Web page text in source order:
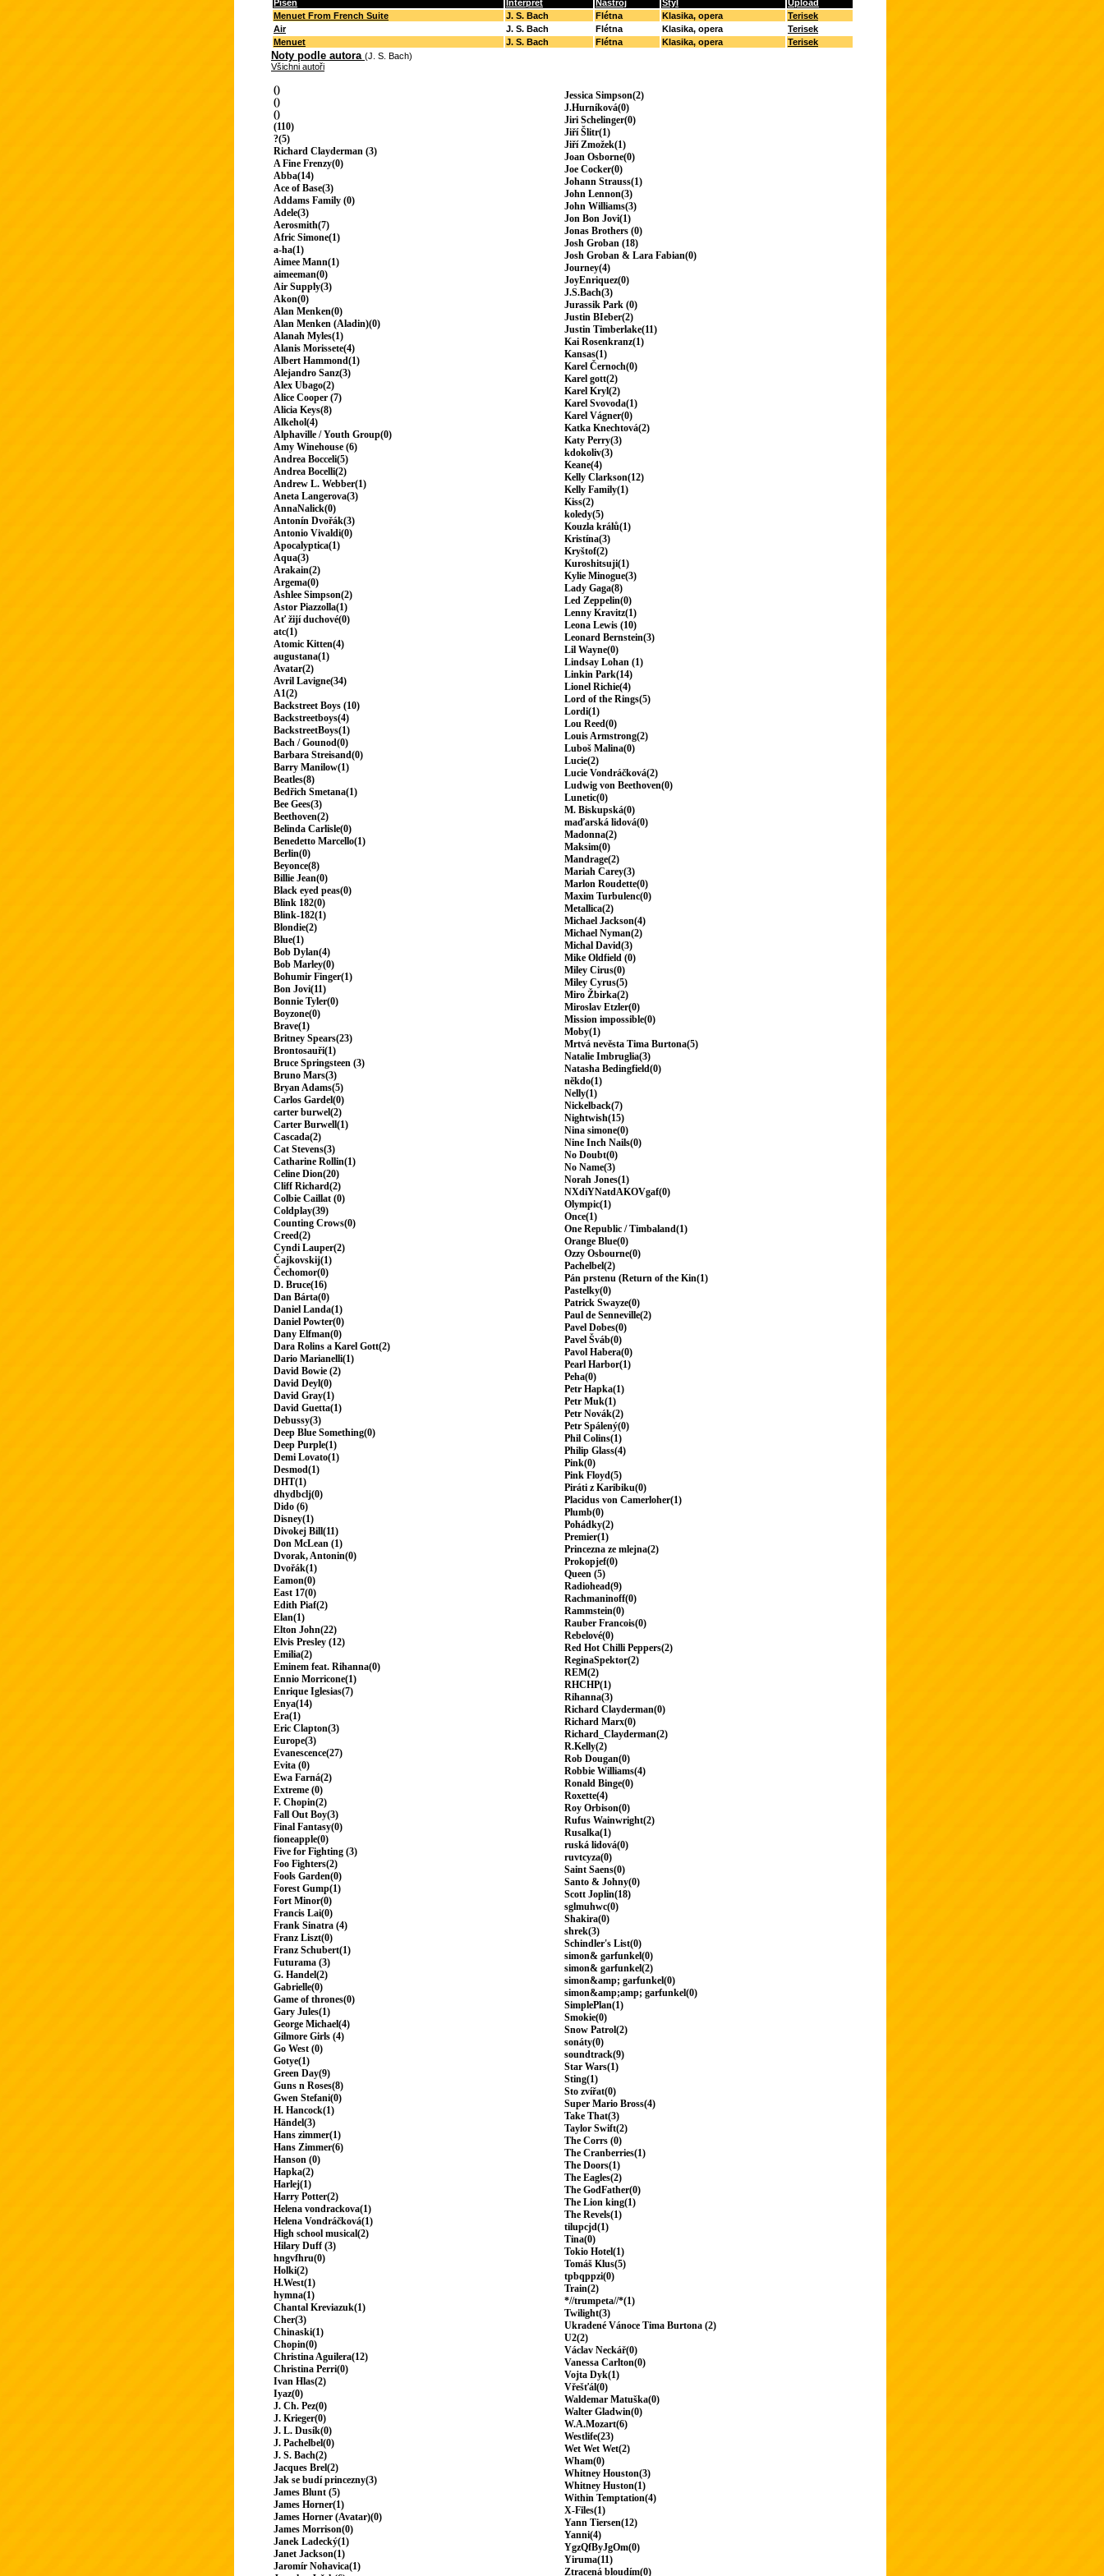
Píseň Interpret Nástroj Styl
Upload
Menuet From French Suite
J. S. Bach Flétna Klasika, opera
Terisek
Air
J. S. Bach Flétna Klasika, opera
Terisek
Menuet
J. S. Bach Flétna Klasika, opera Terisek
Noty podle autora (J. S. Bach)
Všichni autoři
()
()
()
(110)
?(5)
Richard Clayderman (3)
A Fine Frenzy(0)
Abba(14)
Ace of Base(3)
Addams Family (0)
Adele(3)
Aerosmith(7)
Afric Simone(1)
a-ha(1)
Aimee Mann(1)
aimeeman(0)
Air Supply(3)
Akon(0)
Alan Menken(0)
Alan Menken (Aladin)(0)
Alanah Myles(1)
Alanis Morissete(4)
Albert Hammond(1)
Alejandro Sanz(3)
Alex Ubago(2)
Alice Cooper (7)
Alicia Keys(8)
Alkehol(4)
Alphaville / Youth Group(0)
Amy Winehouse (6)
Andrea Bocceli(5)
Andrea Bocelli(2)
Andrew L. Webber(1)
Aneta Langerova(3)
AnnaNalick(0)
Antonín Dvořák(3)
Antonio Vivaldi(0)
Apocalyptica(1)
Aqua(3)
Arakain(2)
Argema(0)
Ashlee Simpson(2)
Astor Piazzolla(1)
Ať žijí duchové(0)
atc(1)
Atomic Kitten(4)
augustana(1)
Avatar(2)
Avril Lavigne(34)
A1(2)
Backstreet Boys (10)
Backstreetboys(4)
BackstreetBoys(1)
Bach / Gounod(0)
Barbara Streisand(0)
Barry Manilow(1)
Beatles(8)
Bedřich Smetana(1)
Bee Gees(3)
Beethoven(2)
Belinda Carlisle(0)
Benedetto Marcello(1)
Berlin(0)
Beyonce(8)
Billie Jean(0)
Black eyed peas(0)
Blink 182(0)
Blink-182(1)
Blondie(2)
Blue(1)
Bob Dylan(4)
Bob Marley(0)
Bohumir Finger(1)
Bon Jovi(11)
Bonnie Tyler(0)
Boyzone(0)
Brave(1)
Britney Spears(23)
Brontosauři(1)
Bruce Springsteen (3)
Bruno Mars(3)
Bryan Adams(5)
Carlos Gardel(0)
carter burwel(2)
Carter Burwell(1)
Cascada(2)
Cat Stevens(3)
Catharine Rollin(1)
Celine Dion(20)
Cliff Richard(2)
Colbie Caillat (0)
Coldplay(39)
Counting Crows(0)
Creed(2)
Cyndi Lauper(2)
Čajkovskij(1)
Čechomor(0)
D. Bruce(16)
Dan Bárta(0)
Daniel Landa(1)
Daniel Powter(0)
Dany Elfman(0)
Dara Rolins a Karel Gott(2)
Dario Marianelli(1)
David Bowie (2)
David Deyl(0)
David Gray(1)
David Guetta(1)
Debussy(3)
Deep Blue Something(0)
Deep Purple(1)
Demi Lovato(1)
Desmod(1)
DHT(1)
dhydbclj(0)
Dido (6)
Disney(1)
Divokej Bill(11)
Don McLean (1)
Dvorak, Antonin(0)
Dvořák(1)
Eamon(0)
East 17(0)
Edith Piaf(2)
Elan(1)
Elton John(22)
Elvis Presley (12)
Emilia(2)
Eminem feat. Rihanna(0)
Ennio Morricone(1)
Enrique Iglesias(7)
Enya(14)
Era(1)
Eric Clapton(3)
Europe(3)
Evanescence(27)
Evita (0)
Ewa Farná(2)
Extreme (0)
F. Chopin(2)
Fall Out Boy(3)
Final Fantasy(0)
fioneapple(0)
Five for Fighting (3)
Foo Fighters(2)
Fools Garden(0)
Forest Gump(1)
Fort Minor(0)
Francis Lai(0)
Frank Sinatra (4)
Franz Liszt(0)
Franz Schubert(1)
Futurama (3)
G. Handel(2)
Gabrielle(0)
Game of thrones(0)
Gary Jules(1)
George Michael(4)
Gilmore Girls (4)
Go West (0)
Gotye(1)
Green Day(9)
Guns n Roses(8)
Gwen Stefani(0)
H. Hancock(1)
Händel(3)
Hans zimmer(1)
Hans Zimmer(6)
Hanson (0)
Hapka(2)
Harlej(1)
Harry Potter(2)
Helena vondrackova(1)
Helena Vondráčková(1)
High school musical(2)
Hilary Duff (3)
hngvfhru(0)
Holki(2)
H.West(1)
hymna(1)
Chantal Kreviazuk(1)
Cher(3)
Chinaski(1)
Chopin(0)
Christina Aguilera(12)
Christina Perri(0)
Ivan Hlas(2)
Iyaz(0)
J. Ch. Pez(0)
J. Krieger(0)
J. L. Dusík(0)
J. Pachelbel(0)
J. S. Bach(2)
Jacques Brel(2)
Jak se budí princezny(3)
James Blunt (5)
James Horner(1)
James Horner (Avatar)(0)
James Morrison(0)
Janek Ladecký(1)
Janet Jackson(1)
Jaromír Nohavica(1)
Jessica Simpson(2)
J.Hurníková(0)
Jiri Schelinger(0)
Jiří Šlitr(1)
Jiří Zmožek(1)
Joan Osborne(0)
Joe Cocker(0)
Johann Strauss(1)
John Lennon(3)
John Williams(3)
Jon Bon Jovi(1)
Jonas Brothers (0)
Josh Groban (18)
Josh Groban & Lara Fabian(0)
Journey(4)
JoyEnriquez(0)
J.S.Bach(3)
Jurassik Park (0)
Justin BIeber(2)
Justin Timberlake(11)
Kai Rosenkranz(1)
Kansas(1)
Karel Černoch(0)
Karel gott(2)
Karel Kryl(2)
Karel Svovoda(1)
Karel Vágner(0)
Katka Knechtová(2)
Katy Perry(3)
kdokoliv(3)
Keane(4)
Kelly Clarkson(12)
Kelly Family(1)
Kiss(2)
koledy(5)
Kouzla králů(1)
Kristína(3)
Kryštof(2)
Kuroshitsuji(1)
Kylie Minogue(3)
Lady Gaga(8)
Led Zeppelin(0)
Lenny Kravitz(1)
Leona Lewis (10)
Leonard Bernstein(3)
Lil Wayne(0)
Lindsay Lohan (1)
Linkin Park(14)
Lionel Richie(4)
Lord of the Rings(5)
Lordi(1)
Lou Reed(0)
Louis Armstrong(2)
Luboš Malina(0)
Lucie(2)
Lucie Vondráčková(2)
Ludwig von Beethoven(0)
Lunetic(0)
M. Biskupská(0)
maďarská lidová(0)
Madonna(2)
Maksim(0)
Mandrage(2)
Mariah Carey(3)
Marlon Roudette(0)
Maxim Turbulenc(0)
Metallica(2)
Michael Jackson(4)
Michael Nyman(2)
Michal David(3)
Mike Oldfield (0)
Miley Cirus(0)
Miley Cyrus(5)
Miro Žbirka(2)
Miroslav Etzler(0)
Mission impossible(0)
Moby(1)
Mrtvá nevěsta Tima Burtona(5)
Natalie Imbruglia(3)
Natasha Bedingfield(0)
někdo(1)
Nelly(1)
Nickelback(7)
Nightwish(15)
Nina simone(0)
Nine Inch Nails(0)
No Doubt(0)
No Name(3)
Norah Jones(1)
NXdiYNatdAKOVgaf(0)
Olympic(1)
Once(1)
One Republic / Timbaland(1)
Orange Blue(0)
Ozzy Osbourne(0)
Pachelbel(2)
Pán prstenu (Return of the Kin(1)
Pastelky(0)
Patrick Swayze(0)
Paul de Senneville(2)
Pavel Dobes(0)
Pavel Šváb(0)
Pavol Habera(0)
Pearl Harbor(1)
Peha(0)
Petr Hapka(1)
Petr Muk(1)
Petr Novák(2)
Petr Spálený(0)
Phil Colins(1)
Philip Glass(4)
Pink(0)
Pink Floyd(5)
Piráti z Karibiku(0)
Placidus von Camerloher(1)
Plumb(0)
Pohádky(2)
Premier(1)
Princezna ze mlejna(2)
Prokopjef(0)
Queen (5)
Radiohead(9)
Rachmaninoff(0)
Rammstein(0)
Rauber Francois(0)
Rebelové(0)
Red Hot Chilli Peppers(2)
ReginaSpektor(2)
REM(2)
RHCHP(1)
Rihanna(3)
Richard Clayderman(0)
Richard Marx(0)
Richard_Clayderman(2)
R.Kelly(2)
Rob Dougan(0)
Robbie Williams(4)
Ronald Binge(0)
Roxette(4)
Roy Orbison(0)
Rufus Wainwright(2)
Rusalka(1)
ruská lidová(0)
ruvtcyza(0)
Saint Saens(0)
Santo & Johny(0)
Scott Joplin(18)
sglmuhwc(0)
Shakira(0)
shrek(3)
Schindler's List(0)
simon& garfunkel(0)
simon& garfunkel(2)
simon&amp; garfunkel(0)
simon&amp;amp; garfunkel(0)
SimplePlan(1)
Smokie(0)
Snow Patrol(2)
sonáty(0)
soundtrack(9)
Star Wars(1)
Sting(1)
Sto zvířat(0)
Super Mario Bross(4)
Take That(3)
Taylor Swift(2)
The Corrs (0)
The Cranberries(1)
The Doors(1)
The Eagles(2)
The GodFather(0)
The Lion king(1)
The Revels(1)
tilupcjd(1)
Tina(0)
Tokio Hotel(1)
Tomáš Klus(5)
tpbqppzi(0)
Train(2)
*//trumpeta//*(1)
Twilight(3)
Ukradené Vánoce Tima Burtona (2)
U2(2)
Václav Neckář(0)
Vanessa Carlton(0)
Vojta Dyk(1)
Vřešťál(0)
Waldemar Matuška(0)
Walter Gladwin(0)
W.A.Mozart(6)
Westlife(23)
Wet Wet Wet(2)
Wham(0)
Whitney Houston(3)
Whitney Huston(1)
Within Temptation(4)
X-Files(1)
Yann Tiersen(12)
Yanni(4)
YgzQfByJgOm(0)
Yiruma(11)
Ztracená bloudím(0)